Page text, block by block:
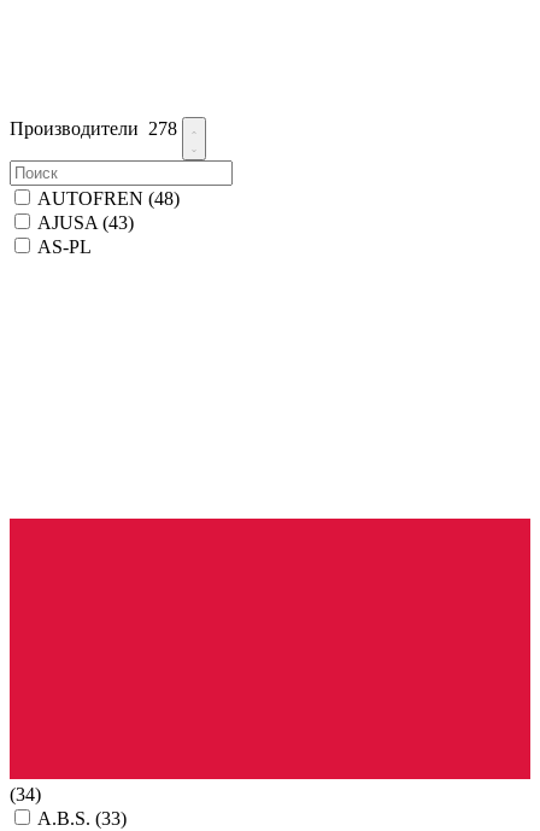
Производители 278
AUTOFREN (48)
AJUSA (43)
AS-PL
(34)
A.B.S. (33)